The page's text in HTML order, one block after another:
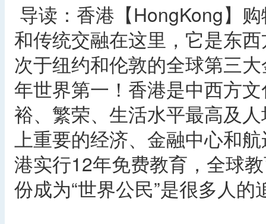
导读：香港【HongKong】
和传统交融在这里，它是东
次于纽约和伦敦的全球第三
年世界第一！香港是中西方
裕、繁荣、生活水平最高及
上重要的经济、金融中心和
港实行12年免费教育，全球
份成为“世界公民”是很多人的